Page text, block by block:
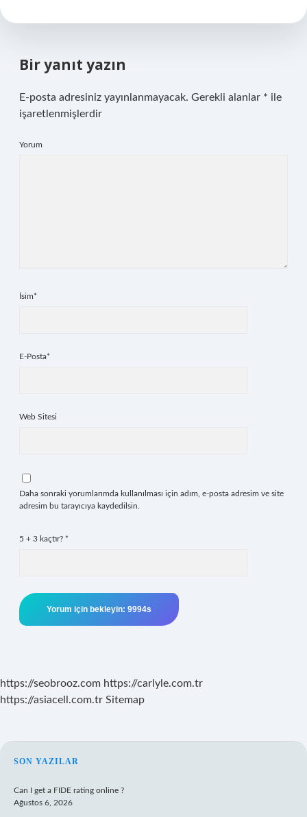
Bir yanıt yazın
E-posta adresiniz yayınlanmayacak. Gerekli alanlar * ile
işaretlenmişlerdir
Yorum
İsim*
E-Posta*
Web Sitesi
Daha sonraki yorumlarımda kullanılması için adım, e-posta adresim ve site
adresim bu tarayıcıya kaydedilsin.
5 + 3 kaçtır? *
https://seobrooz.com https://carlyle.com.tr
https://asiacell.com.tr Sitemap
SIDEBAR
SON YAZILAR
Can I get a FIDE rating online ?
Ağustos 6, 2026